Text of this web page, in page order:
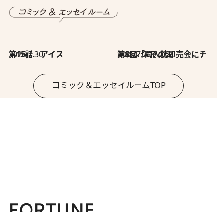
2026.7.30
第15話 アイス 2026.7.30
第8回「同人誌即売会にチャレンジ その2」
コミック＆エッセイルームTOP